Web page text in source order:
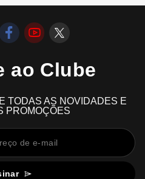
ao Clube
TODAS AS NOVIDADES E
PROMOÇÕES